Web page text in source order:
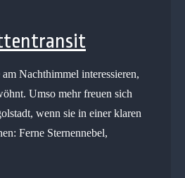
Nachthimmel interessieren,
Umso mehr freuen sich
wenn sie in einer klaren
Ferne Sternennebel,